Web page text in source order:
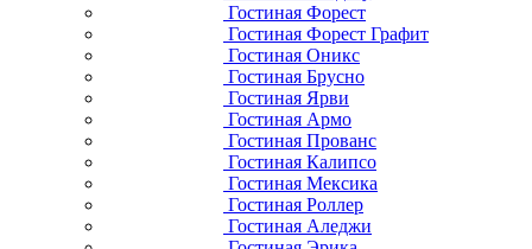
Гостиная Форест
Гостиная Форест Графит
Гостиная Оникс
Гостиная Брусно
Гостиная Ярви
Гостиная Армо
Гостиная Прованс
Гостиная Калипсо
Гостиная Мексика
Гостиная Роллер
Гостиная Аледжи